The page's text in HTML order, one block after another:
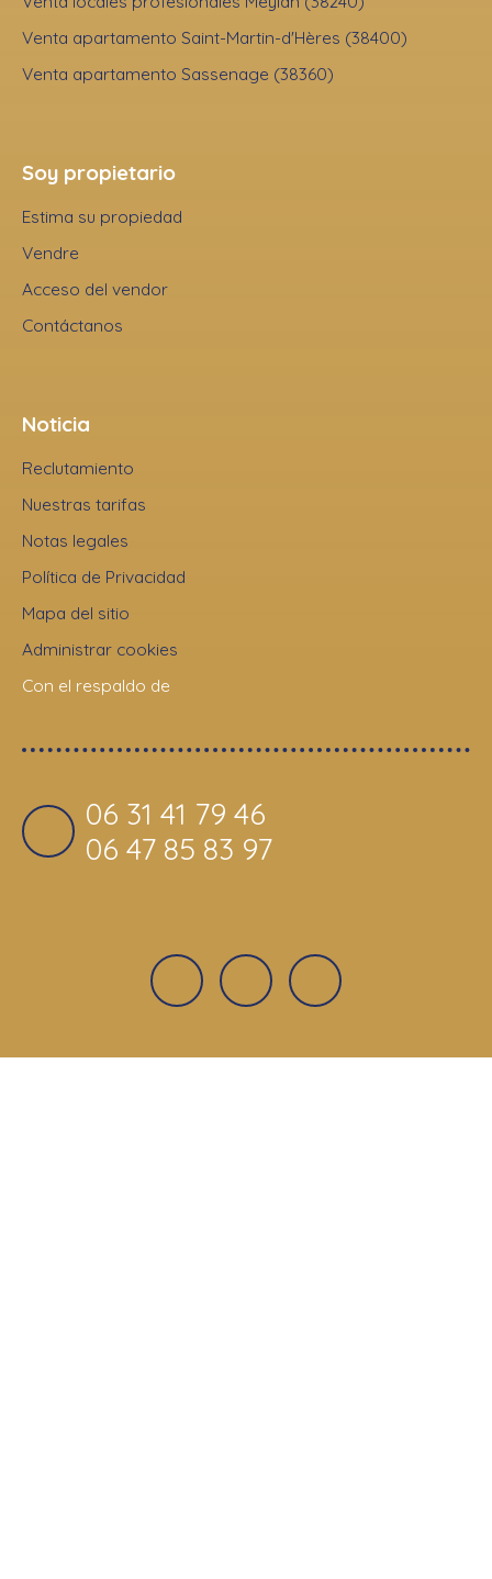
Venta apartamento Saint-Martin-d'Hères (38400)
Venta apartamento Sassenage (38360)
Soy propietario
Estima su propiedad
Vendre
Acceso del vendor
Contáctanos
Noticia
Reclutamiento
Nuestras tarifas
Notas legales
Política de Privacidad
Mapa del sitio
Administrar cookies
Con el respaldo de
06 31 41 79 46
06 47 85 83 97